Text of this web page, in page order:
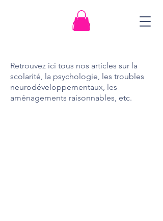
Retrouvez ici tous nos articles sur la
scolarité, la psychologie, les troubles
neurodéveloppementaux, les
aménagements raisonnables, etc.